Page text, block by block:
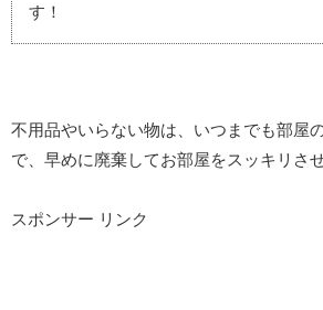
す！
不用品やいらない物は、いつまでも部屋
で、早めに廃棄してお部屋をスッキリさ
スポンサー リンク